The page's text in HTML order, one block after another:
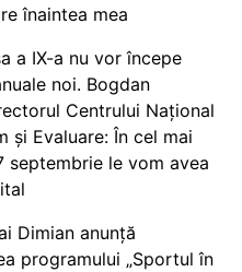
înaintea mea
a IX-a nu vor începe
noi. Bogdan
Centrului Național
și Evaluare: În cel mai
septembrie le vom avea
Dimian anunță
programului „Sportul în